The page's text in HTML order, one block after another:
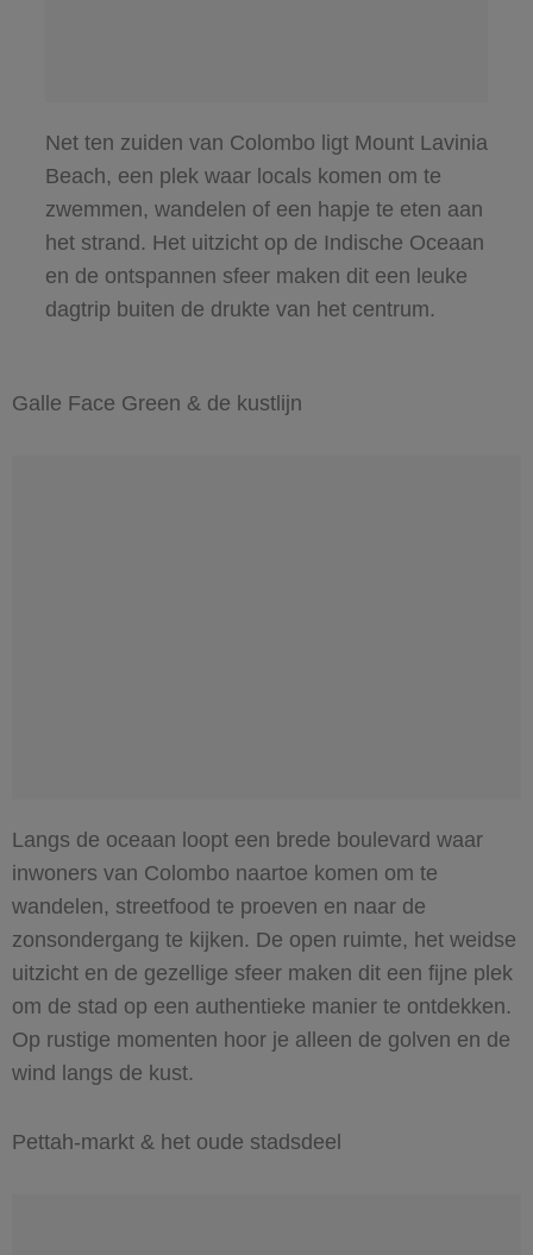
Net ten zuiden van Colombo ligt Mount Lavinia
Beach, een plek waar locals komen om te
zwemmen, wandelen of een hapje te eten aan
het strand. Het uitzicht op de Indische Oceaan
en de ontspannen sfeer maken dit een leuke
dagtrip buiten de drukte van het centrum.
Galle Face Green & de kustlijn
Langs de oceaan loopt een brede boulevard waar
inwoners van Colombo naartoe komen om te
wandelen, streetfood te proeven en naar de
zonsondergang te kijken. De open ruimte, het weidse
uitzicht en de gezellige sfeer maken dit een fijne plek
om de stad op een authentieke manier te ontdekken.
Op rustige momenten hoor je alleen de golven en de
wind langs de kust.
Pettah-markt & het oude stadsdeel